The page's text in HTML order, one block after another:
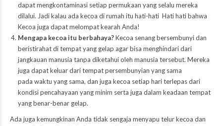
dapat mengkontaminasi setiap permukaan yang selalu mereka
dilalui. Jadi kalau ada kecoa di rumah itu hati-hati Hati hati bahwa
Kecoa juga dapat melompat kearah Anda!
Mengapa kecoa itu berbahaya?Kecoa senang bersembunyi dan
beristirahat di tempat yang gelap agar bisa menghindari dari
jangkauan manusia tanpa diketahui oleh manusia tersebut. Mereka
juga dapat keluar dari tempat persembunyian yang sama
pada waktu yang sama, dan juga kecoa setiap hari terlepas dari
kondisi pencahayaan yang minim serta juga dalam keadaan tempat
yang benar-benar gelap.
Ada juga kemungkinan Anda tidak sengaja menyapu telur kecoa dan